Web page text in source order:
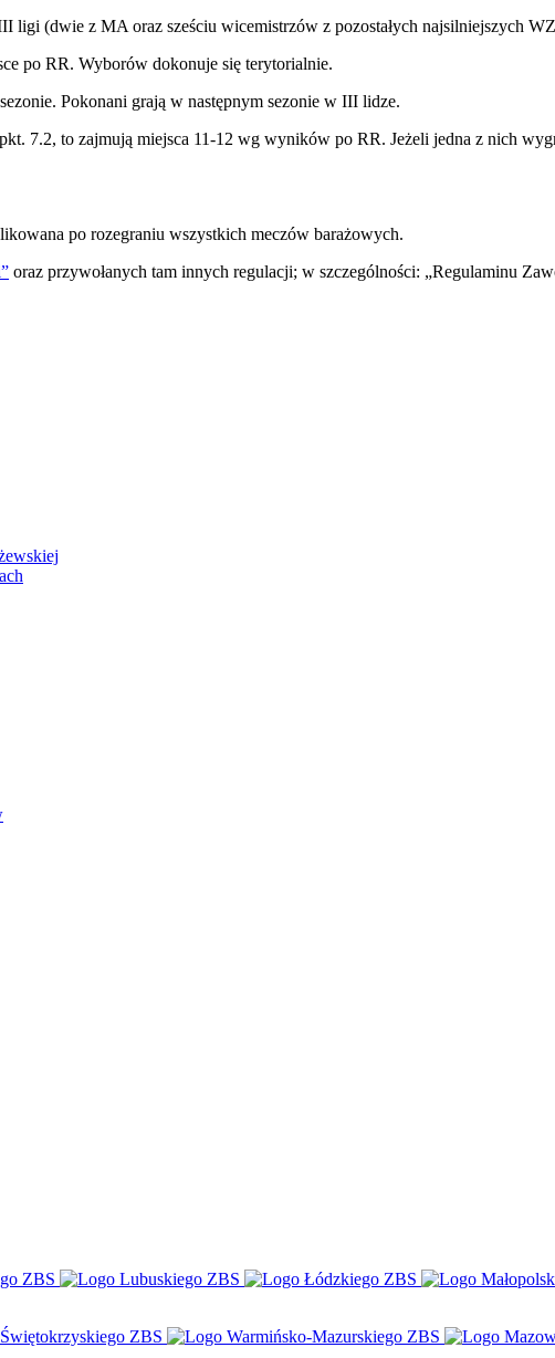
(dwie z MA oraz sześciu wicemistrzów z pozostałych najsilniejszych
po RR. Wyborów dokonuje się terytorialnie.
Pokonani grają w następnym sezonie w III lidze.
7.2, to zajmują miejsca 11-12 wg wyników po RR. Jeżeli jedna z nich
po rozegraniu wszystkich meczów barażowych.
oraz przywołanych tam innych regulacji; w szczególności: „Regulaminu